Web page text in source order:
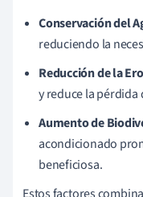
Conservación del
reduciendo la
Reducción de la
y reduce la pérdida
Aumento de
acondicionado
beneficiosa.
Estos factores